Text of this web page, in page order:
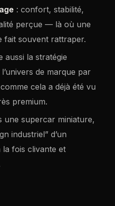
: confort, stabilité,
perçue — là où une
fait souvent rattraper.
aussi la stratégie
de marque par
cela a déjà été vu
premium.
une supercar miniature,
industriel” d’un
fois clivante et